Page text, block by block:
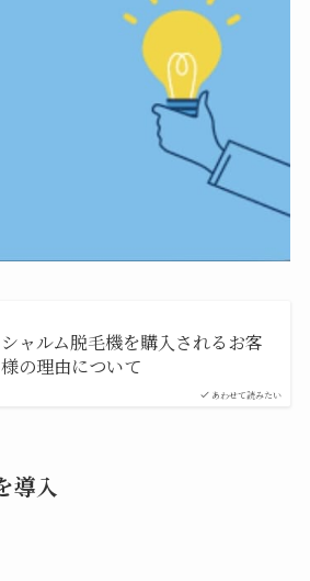
あわせて読みたい
シャルム脱毛機を購入されるお客
様の理由について
導入